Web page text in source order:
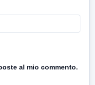
al mio commento.